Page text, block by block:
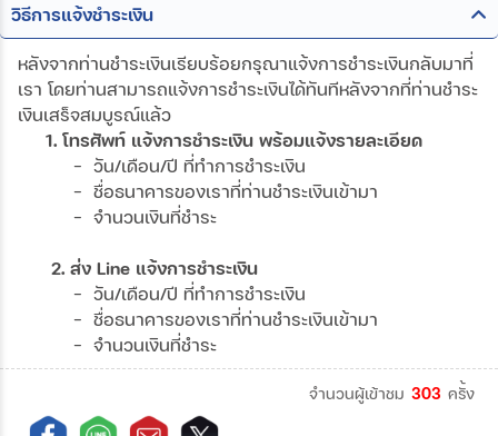
วิธีการแจ้งชำระเงิน
หลังจากท่านชำระเงินเรียบร้อยกรุณาแจ้งการชำระเงินกลับมาที่
เรา โดยท่านสามารถแจ้งการชำระเงินได้ทันทีหลังจากที่ท่านชำระ
เงินเสร็จสมบูรณ์แล้ว
1. โทรศัพท์ แจ้งการชำระเงิน พร้อมแจ้งรายละเอียด
- วัน/เดือน/ปี ที่ทำการชำระเงิน
- ชื่อธนาคารของเราที่ท่านชำระเงินเข้ามา
- จำนวนเงินที่ชำระ
2. ส่ง Line แจ้งการชำระเงิน
- วัน/เดือน/ปี ที่ทำการชำระเงิน
- ชื่อธนาคารของเราที่ท่านชำระเงินเข้ามา
- จำนวนเงินที่ชำระ
จำนวนผู้เข้าชม 303 ครั้ง